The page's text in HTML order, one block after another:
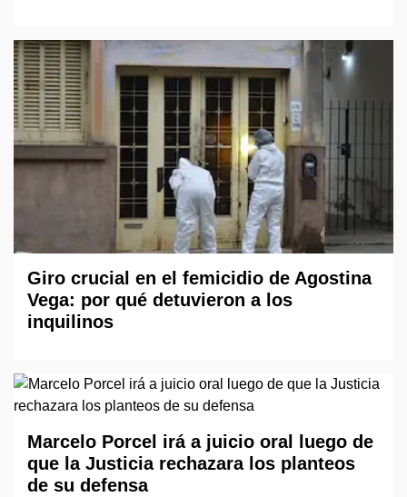
Giro crucial en el femicidio de Agostina
Vega: por qué detuvieron a los
inquilinos
Marcelo Porcel irá a juicio oral luego de
que la Justicia rechazara los planteos
de su defensa